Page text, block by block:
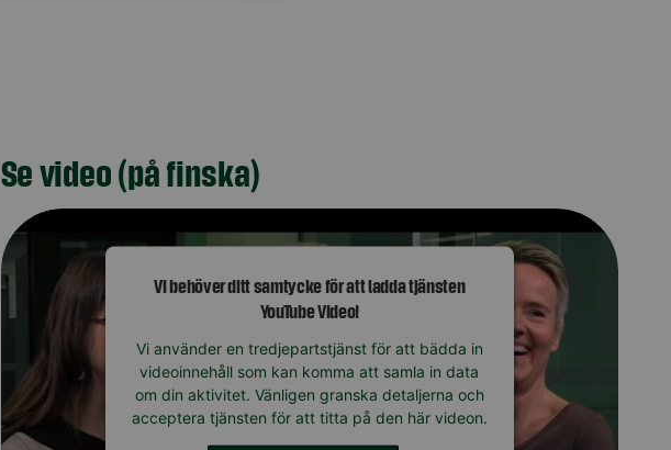
Se video (på finska)
Vi behöver ditt samtycke för att ladda tjänsten
YouTube Video!
Vi använder en tredjepartstjänst för att bädda in
videoinnehåll som kan komma att samla in data
om din aktivitet. Vänligen granska detaljerna och
acceptera tjänsten för att titta på den här videon.